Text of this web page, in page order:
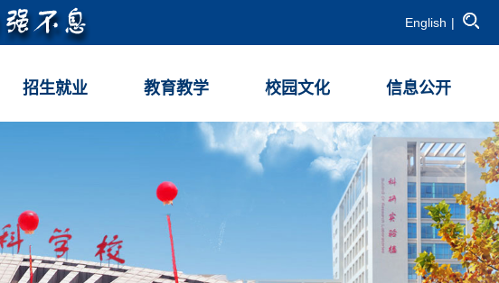
English |
招生就业 教育教学 校园文化 信息公开